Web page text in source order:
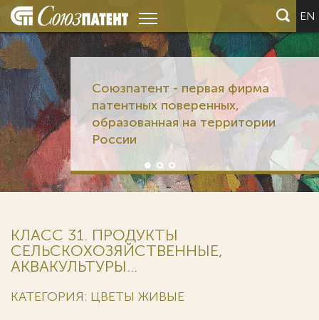
EN
Союзпатент - первая фирма
патентных поверенных,
образованная на территории
России
КЛАСС 31. ПРОДУКТЫ
СЕЛЬСКОХОЗЯЙСТВЕННЫЕ,
АКВАКУЛЬТУРЫ...
КАТЕГОРИЯ: ЦВЕТЫ ЖИВЫЕ